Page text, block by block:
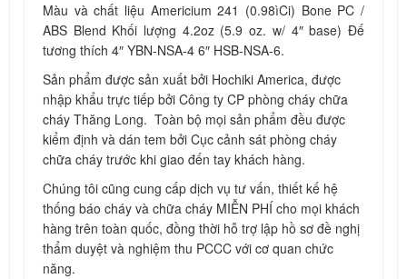
Màu và chất liệu Americium 241 (0.98ìCi) Bone PC /
ABS Blend Khối lượng 4.2oz (5.9 oz. w/ 4″ base) Đế
tương thích 4″ YBN-NSA-4 6″ HSB-NSA-6.
Sản phẩm được sản xuất bởi Hochiki America, được
nhập khẩu trực tiếp bởi Công ty CP phòng cháy chữa
cháy Thăng Long. Toàn bộ mọi sản phẩm đều được
kiểm định và dán tem bởi Cục cảnh sát phòng cháy
chữa cháy trước khi giao đến tay khách hàng.
Chúng tôi cũng cung cấp dịch vụ tư vấn, thiết kế hệ
thống báo cháy và chữa cháy MIỄN PHÍ cho mọi khách
hàng trên toàn quốc, đồng thời hỗ trợ lập hồ sơ đề nghị
thẩm duyệt và nghiệm thu PCCC với cơ quan chức
năng.